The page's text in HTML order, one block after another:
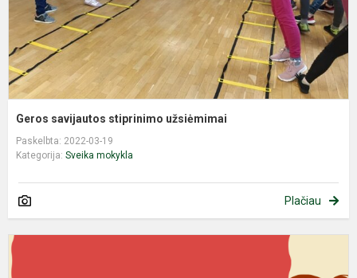
Geros savijautos stiprinimo užsiėmimai
Paskelbta: 2022-03-19
Kategorija: Sveika mokykla
Plačiau